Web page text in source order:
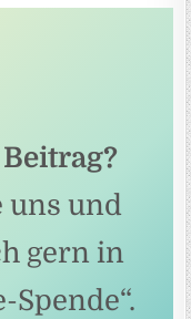
uns und
gern in
Spende“.